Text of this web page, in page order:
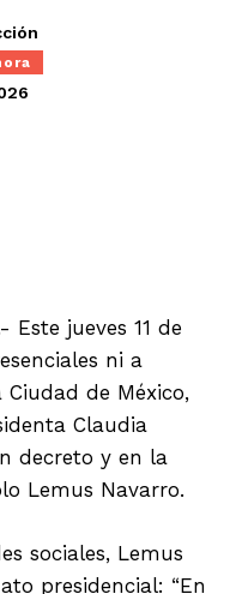
Este jueves 11 de
ni a
de México,
Claudia
decreto y en la
Lemus Navarro.
sociales, Lemus
presidencial: “En